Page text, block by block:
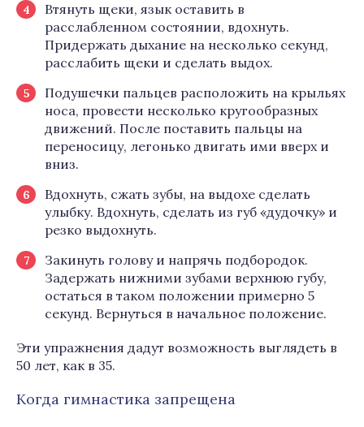
Втянуть щеки, язык оставить в
расслабленном состоянии, вдохнуть.
Придержать дыхание на несколько секунд,
расслабить щеки и сделать выдох.
Подушечки пальцев расположить на крыльях
носа, провести несколько кругообразных
движений. После поставить пальцы на
переносицу, легонько двигать ими вверх и
вниз.
Вдохнуть, сжать зубы, на выдохе сделать
улыбку. Вдохнуть, сделать из губ «дудочку» и
резко выдохнуть.
Закинуть голову и напрячь подбородок.
Задержать нижними зубами верхнюю губу,
остаться в таком положении примерно 5
секунд. Вернуться в начальное положение.
Эти упражнения дадут возможность выглядеть в
50 лет, как в 35.
Когда гимнастика запрещена